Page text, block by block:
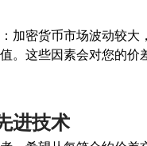
：加密货币市场波动较大
。这些因素会对您的价
进技术